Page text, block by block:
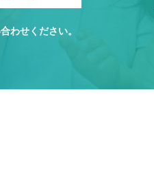
わせください。